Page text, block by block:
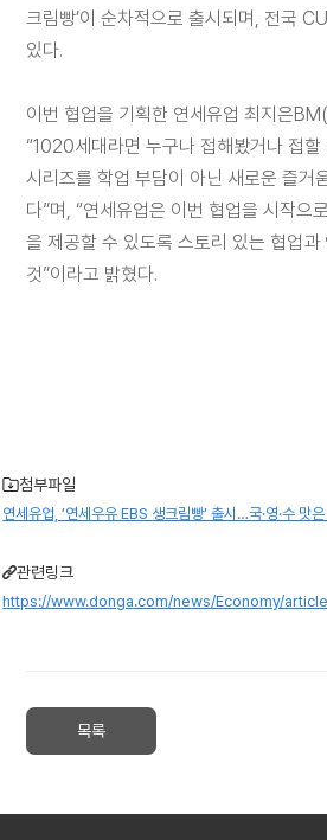
크림빵’이 순차적으로 출시되며, 전국
있다.
이번 협업을 기획한 연세유업 최지은
“1020세대라면 누구나 접해봤거나 접
시리즈를 학업 부담이 아닌 새로운 즐거
다”며, “연세유업은 이번 협업을 시작으
을 제공할 수 있도록 스토리 있는 협업과
것”이라고 밝혔다.
첨부파일
연세유업, ’연세우유 EBS 생크림빵’ 출시…국·영·수 맛
관련링크
https://www.donga.com/news/Economy/
목록